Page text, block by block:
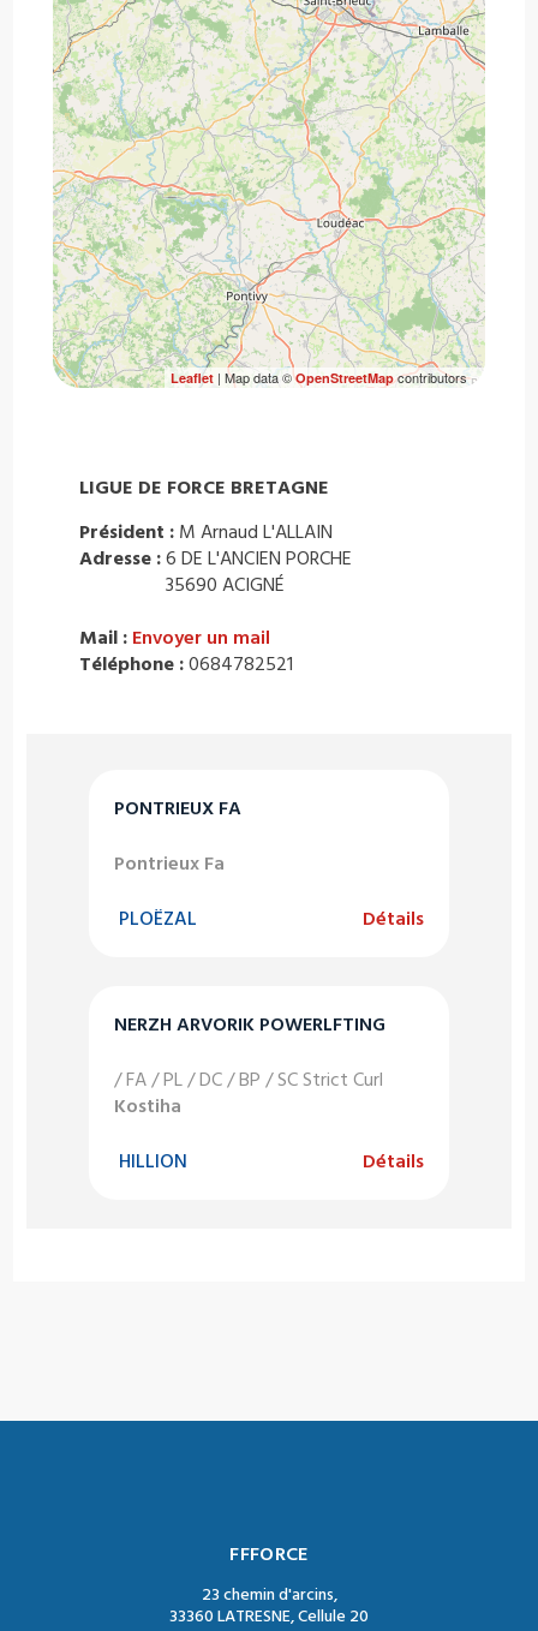
PONTRIEUX FA
Pontrieux Fa
PLOËZAL Détails
NERZH ARVORIK POWERLFTING
/ FA / PL / DC / BP / SC Strict Curl
Kostiha
HILLION Détails
Leaflet| Map data ©OpenStreetMapcontributors
LIGUE DE FORCE BRETAGNE
Président : M Arnaud L'ALLAIN
Adresse :6 DE L'ANCIEN PORCHE
35690 ACIGNÉ
Mail : Envoyer un mail
Téléphone :0684782521
FFFORCE
23 chemin d'arcins,
33360 LATRESNE, Cellule 20